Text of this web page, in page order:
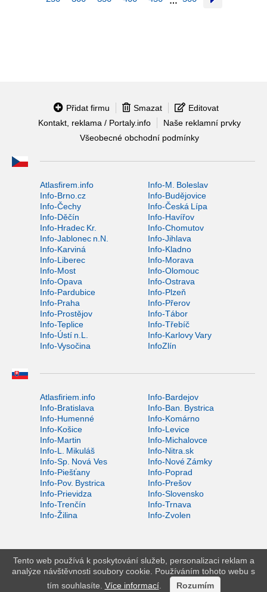
Přidat firmu Smazat
Editovat
Kontakt, reklama / Portaly.info
Naše reklamní prvky
Všeobecné obchodní podmínky
Atlasfirem.info
Info-M. Boleslav
Info-Brno.cz
Info-Budějovice
Info-Čechy
Info-Česká Lípa
Info-Děčín
Info-Havířov
Info-Hradec Kr.
Info-Chomutov
Info-Jablonec n.N.
Info-Jihlava
Info-Karviná
Info-Kladno
Info-Liberec
Info-Morava
Info-Most
Info-Olomouc
Info-Opava
Info-Ostrava
Info-Pardubice
Info-Plzeň
Info-Praha
Info-Přerov
Info-Prostějov
Info-Tábor
Info-Teplice
Info-Třebíč
Info-Ústí n.L.
Info-Karlovy Vary
Info-Vysočina
InfoZlín
Atlasfiriem.info
Info-Bardejov
Info-Bratislava
Info-Ban. Bystrica
Info-Humenné
Info-Komárno
Info-Košice
Info-Levice
Info-Martin
Info-Michalovce
Info-L. Mikuláš
Info-Nitra.sk
Info-Sp. Nová Ves
Info-Nové Zámky
Info-Piešťany
Info-Poprad
Info-Pov. Bystrica
Info-Prešov
Info-Prievidza
Info-Slovensko
Info-Trenčín
Info-Trnava
Info-Žilina
Info-Zvolen
Tento web používá k poskytování služeb, personalizaci reklam a
analýze návštěvnosti soubory cookie. Používáním tohoto webu s
tím souhlasíte. Více informací. Rozumím